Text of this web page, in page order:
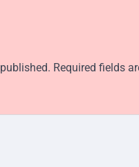
Required fields